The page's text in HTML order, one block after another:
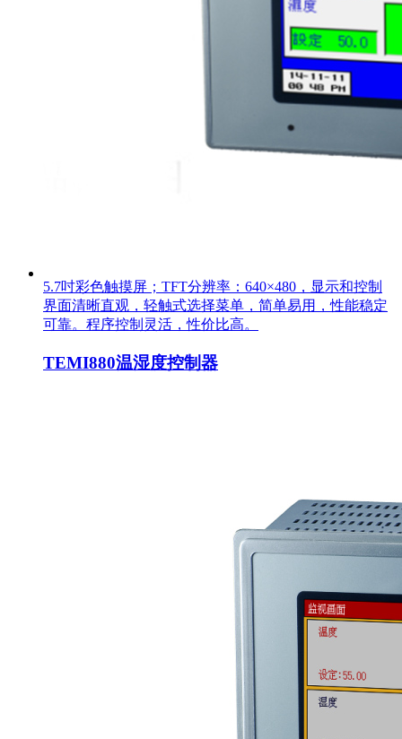
5.7吋彩色触摸屏；TFT分辨率：640×480，显示和控制
界面清晰直观，轻触式选择菜单，简单易用，性能稳定
可靠。程序控制灵活，性价比高。
TEMI880温湿度控制器